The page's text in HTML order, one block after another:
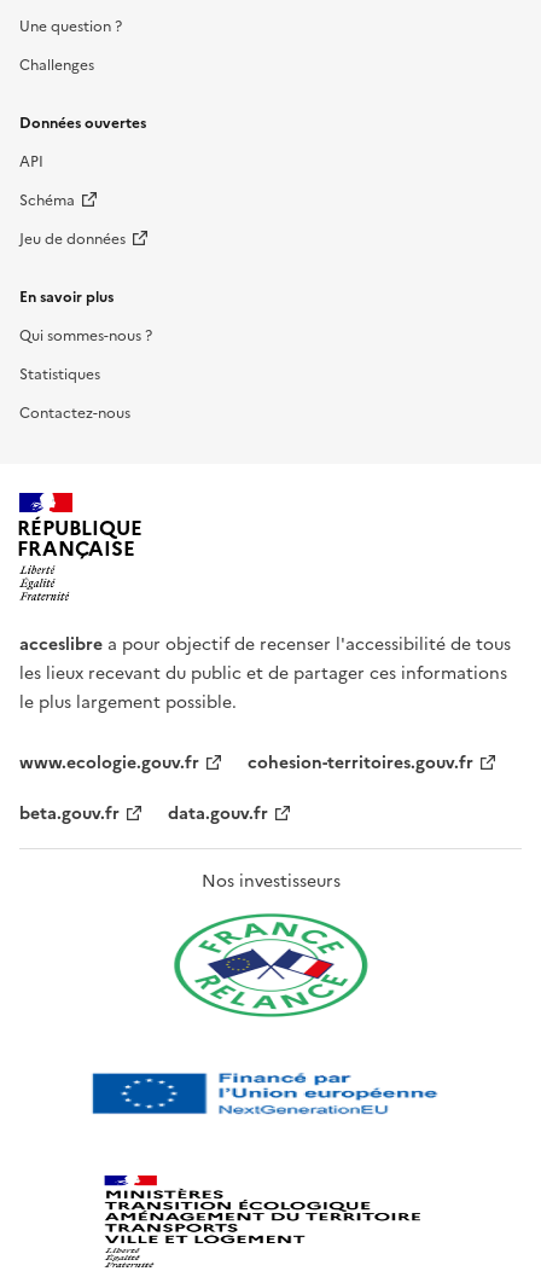
Une question ?
Challenges
Données ouvertes
API
Schéma
Jeu de données
En savoir plus
Qui sommes-nous ?
Statistiques
Contactez-nous
RÉPUBLIQUE
FRANÇAISE
acceslibre a pour objectif de recenser l'accessibilité de tous
les lieux recevant du public et de partager ces informations
le plus largement possible.
www.ecologie.gouv.fr
cohesion-territoires.gouv.fr
beta.gouv.fr
data.gouv.fr
Nos investisseurs